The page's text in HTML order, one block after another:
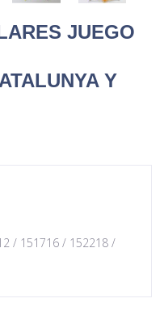
JUEGO
Y
/ 151716 / 152218 /